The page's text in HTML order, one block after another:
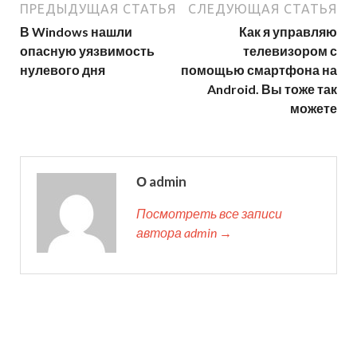
ПРЕДЫДУЩАЯ СТАТЬЯ
В Windows нашли
опасную уязвимость
нулевого дня
СЛЕДУЮЩАЯ СТАТЬЯ
Как я управляю
телевизором с
помощью смартфона на
Android. Вы тоже так
можете
О admin
Посмотреть все записи
автора admin →